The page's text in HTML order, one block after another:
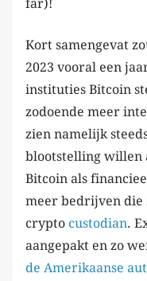
far)!
Kort samengevat
2023 vooral een
instituties Bitcoin
zodoende meer
zien namelijk
blootstelling willen
Bitcoin als
meer bedrijven die
crypto custodian.
aangepakt en zo
de Amerikaanse